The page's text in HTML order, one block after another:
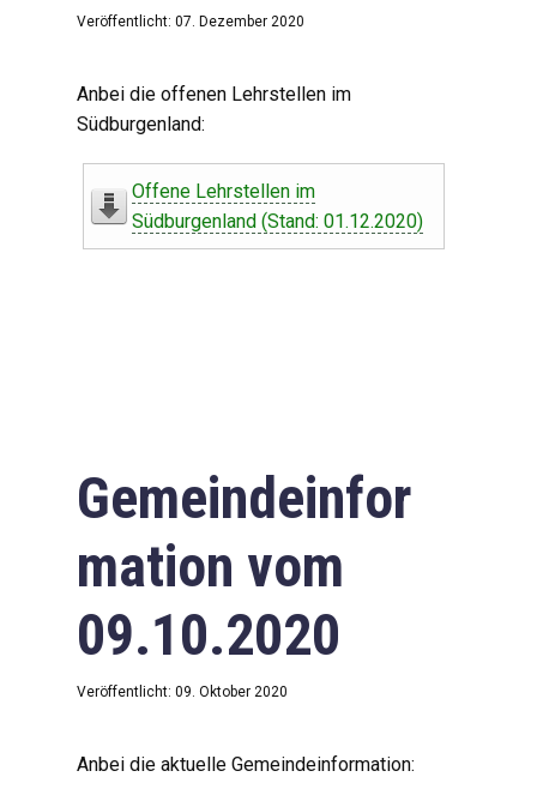
Veröffentlicht: 07. Dezember 2020
Anbei die offenen Lehrstellen im
Südburgenland:
Offene Lehrstellen im
Südburgenland (Stand: 01.12.2020)
Gemeindeinfor
mation vom
09.10.2020
Veröffentlicht: 09. Oktober 2020
Anbei die aktuelle Gemeindeinformation: